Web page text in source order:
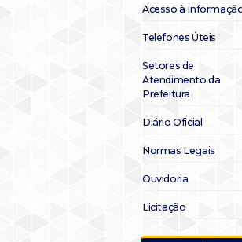
Acesso à
Telefones Úteis
Setores de
Atendimento da
Prefeitura
Diário Oficial
Normas Legais
Ouvidoria
Licitação